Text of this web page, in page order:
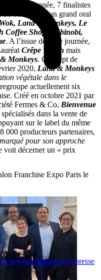
Communiqués de presse
cette année, 7 finalistes
l’occasion d’un grand oral
Land & Monkeys, Le
Coffee Shop, Nobinobi,
. A l’issue de cette journée,
Crêpe Touch mais
Monkeys. Concept de
2020, Land & Monkeys
végétale dans le
actuellement six
Créé en octobre 2021 par
Fermes & Co, Bienvenue
dans la vente de
sur le label du même
000 producteurs partenaires,
pour son approche
voit décerner un « prix
Franchise Expo Paris le